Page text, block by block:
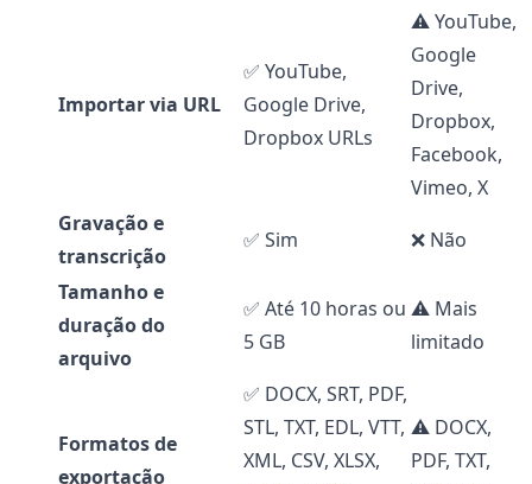
Importar via URL
✅ YouTube,
Google Drive,
Dropbox URLs
⚠️ YouTube,
Google
Drive,
Dropbox,
Facebook,
Vimeo, X
Gravação e
transcrição
✅ Sim
❌ Não
Tamanho e
duração do
arquivo
✅ Até 10 horas ou
5 GB
⚠️ Mais
limitado
Formatos de
exportação
✅ DOCX, SRT, PDF,
STL, TXT, EDL, VTT,
XML, CSV, XLSX,
⚠️ DOCX,
PDF, TXT,